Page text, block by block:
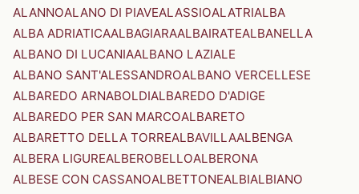
ALANNOALANO DI PIAVEALASSIOALATRIALBA
ALBA ADRIATICAALBAGIARAALBAIRATEALBANELLA
ALBANO DI LUCANIAALBANO LAZIALE
ALBANO SANT'ALESSANDROALBANO VERCELLESE
ALBAREDO ARNABOLDIALBAREDO D'ADIGE
ALBAREDO PER SAN MARCOALBARETO
ALBARETTO DELLA TORREALBAVILLAALBENGA
ALBERA LIGUREALBEROBELLOALBERONA
ALBESE CON CASSANOALBETTONEALBIALBIANO